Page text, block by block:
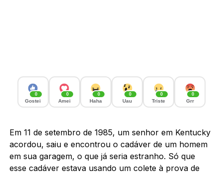
0
Gostei
0
Amei
0
Haha
0
Uau
0
Triste
0
Grr
Em 11 de setembro de 1985, um senhor em Kentucky
acordou, saiu e encontrou o cadáver de um homem
em sua garagem, o que já seria estranho. Só que
esse cadáver estava usando um colete à prova de